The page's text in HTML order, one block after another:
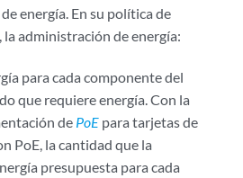
energía. En su política de
administración de energía:
para cada componente del
que requiere energía. Con la
de PoE para tarjetas de
PoE, la cantidad que la
presupuesta para cada